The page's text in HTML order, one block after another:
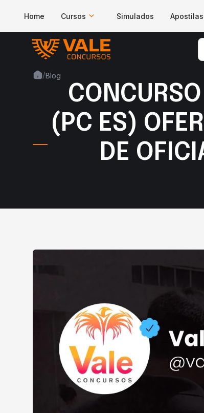
Home Cursos Simulados Apostilas
/Blog
(PC ES)
DE